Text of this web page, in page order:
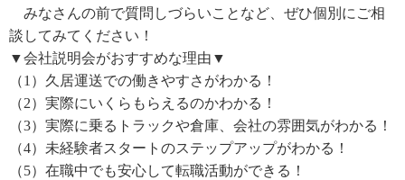
みなさんの前で質問しづらいことなど、ぜひ個別にご相
談してみてください！
▼会社説明会がおすすめな理由▼
（1）久居運送での働きやすさがわかる！
（2）実際にいくらもらえるのかわかる！
（3）実際に乗るトラックや倉庫、会社の雰囲気がわかる！
（4）未経験者スタートのステップアップがわかる！
（5）在職中でも安心して転職活動ができる！